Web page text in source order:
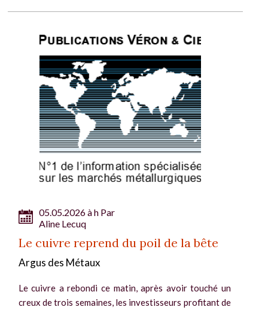
05.05.2026 à h Par
Aline Lecuq
Le cuivre reprend du poil de la bête
Argus des Métaux
Le cuivre a rebondi ce matin, après avoir touché un
creux de trois semaines, les investisseurs profitant de